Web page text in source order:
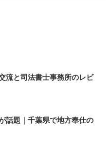
流と司法書士事務所のレビ
話題｜千葉県で地方奉仕の